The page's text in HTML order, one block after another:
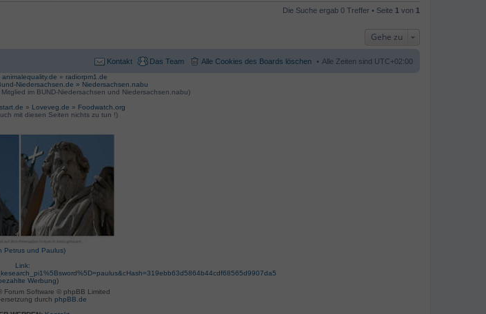
Die Suche ergab 0 Treffer • Seite 1 von 1
Gehe zu
Alle Zeiten sind UTC+02:00
Alle Cookies des Boards löschen
Das Team
Kontakt
animalequality.de » radiorpm1.de
Niedersachsen.de » Niedersachsen.nabu
im BUND-Niedersachsen und Niedersachsen.nabu)
» Loveveg.de » Foodwatch.org
mit diesen Seiten nichts zu tun !)
Petrus und Paulus)
Link:
Werbung)
Forum Software © phpBB Limited
durch phpBB.de